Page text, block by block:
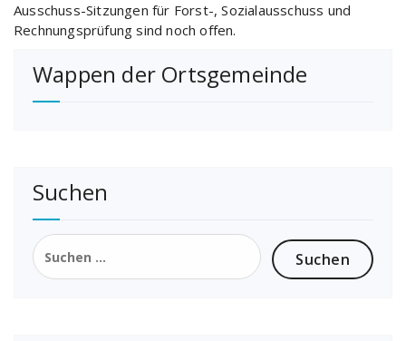
Ausschuss-Sitzungen für Forst-, Sozialausschuss und
Rechnungsprüfung sind noch offen.
Wappen der Ortsgemeinde
Suchen
Suchen
nach: